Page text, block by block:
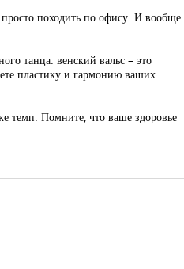
просто походить по офису. И вообще
танца: венский вальс – это
пластику и гармонию ваших
темп. Помните, что ваше здоровье